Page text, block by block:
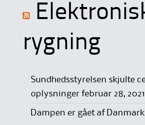
rygning
Sundhedsstyrelsen skjulte
oplysninger februar 28, 2021
Dampen er gået af